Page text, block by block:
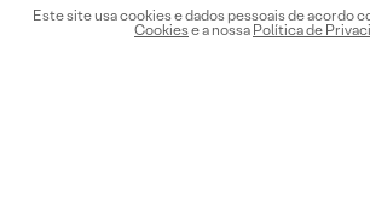
Este site usa cookies e dados pessoais de acordo
Cookiese a nossa Política de